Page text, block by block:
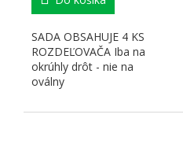
SADA OBSAHUJE 4 KS
ROZDEĽOVAČA Iba na
okrúhly drôt - nie na
oválny